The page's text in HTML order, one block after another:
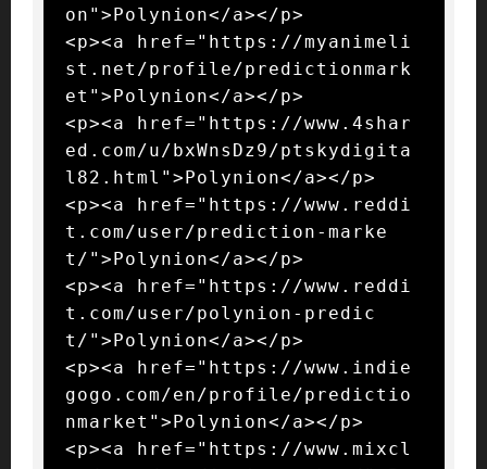
on">Polynion</a></p>
<p><a href="https://myanimeli
st.net/profile/predictionmark
et">Polynion</a></p>
<p><a href="https://www.4shar
ed.com/u/bxWnsDz9/ptskydigita
l82.html">Polynion</a></p>
<p><a href="https://www.reddi
t.com/user/prediction-marke
t/">Polynion</a></p>
<p><a href="https://www.reddi
t.com/user/polynion-predic
t/">Polynion</a></p>
<p><a href="https://www.indie
gogo.com/en/profile/predictio
nmarket">Polynion</a></p>
<p><a href="https://www.mixcl